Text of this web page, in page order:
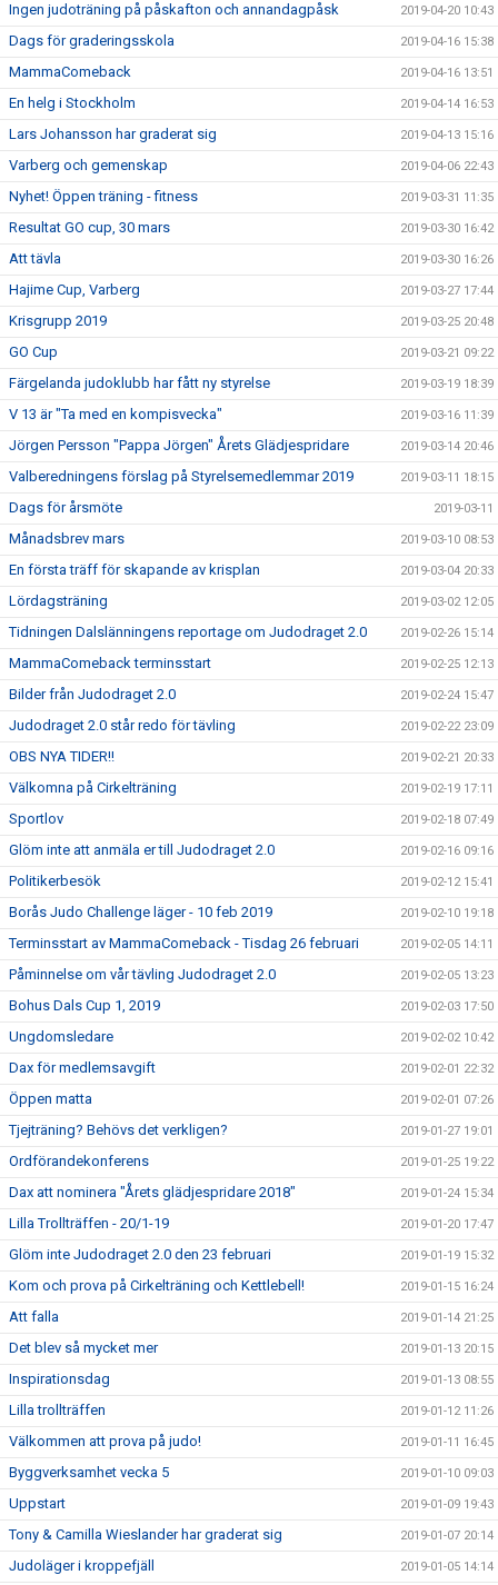
Ingen judoträning på påskafton och annandagpåsk 2019-04-20 10:43
Dags för graderingsskola 2019-04-16 15:38
MammaComeback 2019-04-16 13:51
En helg i Stockholm 2019-04-14 16:53
Lars Johansson har graderat sig 2019-04-13 15:16
Varberg och gemenskap 2019-04-06 22:43
Nyhet! Öppen träning - fitness 2019-03-31 11:35
Resultat GO cup, 30 mars 2019-03-30 16:42
Att tävla 2019-03-30 16:26
Hajime Cup, Varberg 2019-03-27 17:44
Krisgrupp 2019 2019-03-25 20:48
GO Cup 2019-03-21 09:22
Färgelanda judoklubb har fått ny styrelse 2019-03-19 18:39
V 13 är "Ta med en kompisvecka" 2019-03-16 11:39
Jörgen Persson "Pappa Jörgen" Årets Glädjespridare 2019-03-14 20:46
Valberedningens förslag på Styrelsemedlemmar 2019 2019-03-11 18:15
Dags för årsmöte 2019-03-11
Månadsbrev mars 2019-03-10 08:53
En första träff för skapande av krisplan 2019-03-04 20:33
Lördagsträning 2019-03-02 12:05
Tidningen Dalslänningens reportage om Judodraget 2.0 2019-02-26 15:14
MammaComeback terminsstart 2019-02-25 12:13
Bilder från Judodraget 2.0 2019-02-24 15:47
Judodraget 2.0 står redo för tävling 2019-02-22 23:09
OBS NYA TIDER!! 2019-02-21 20:33
Välkomna på Cirkelträning 2019-02-19 17:11
Sportlov 2019-02-18 07:49
Glöm inte att anmäla er till Judodraget 2.0 2019-02-16 09:16
Politikerbesök 2019-02-12 15:41
Borås Judo Challenge läger - 10 feb 2019 2019-02-10 19:18
Terminsstart av MammaComeback - Tisdag 26 februari 2019-02-05 14:11
Påminnelse om vår tävling Judodraget 2.0 2019-02-05 13:23
Bohus Dals Cup 1, 2019 2019-02-03 17:50
Ungdomsledare 2019-02-02 10:42
Dax för medlemsavgift 2019-02-01 22:32
Öppen matta 2019-02-01 07:26
Tjejträning? Behövs det verkligen? 2019-01-27 19:01
Ordförandekonferens 2019-01-25 19:22
Dax att nominera "Årets glädjespridare 2018" 2019-01-24 15:34
Lilla Trollträffen - 20/1-19 2019-01-20 17:47
Glöm inte Judodraget 2.0 den 23 februari 2019-01-19 15:32
Kom och prova på Cirkelträning och Kettlebell! 2019-01-15 16:24
Att falla 2019-01-14 21:25
Det blev så mycket mer 2019-01-13 20:15
Inspirationsdag 2019-01-13 08:55
Lilla trollträffen 2019-01-12 11:26
Välkommen att prova på judo! 2019-01-11 16:45
Byggverksamhet vecka 5 2019-01-10 09:03
Uppstart 2019-01-09 19:43
Tony & Camilla Wieslander har graderat sig 2019-01-07 20:14
Judoläger i kroppefjäll 2019-01-05 14:14